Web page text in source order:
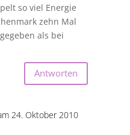
so viel Energie
zehn Mal
als bei
Antworten
24. Oktober 2010